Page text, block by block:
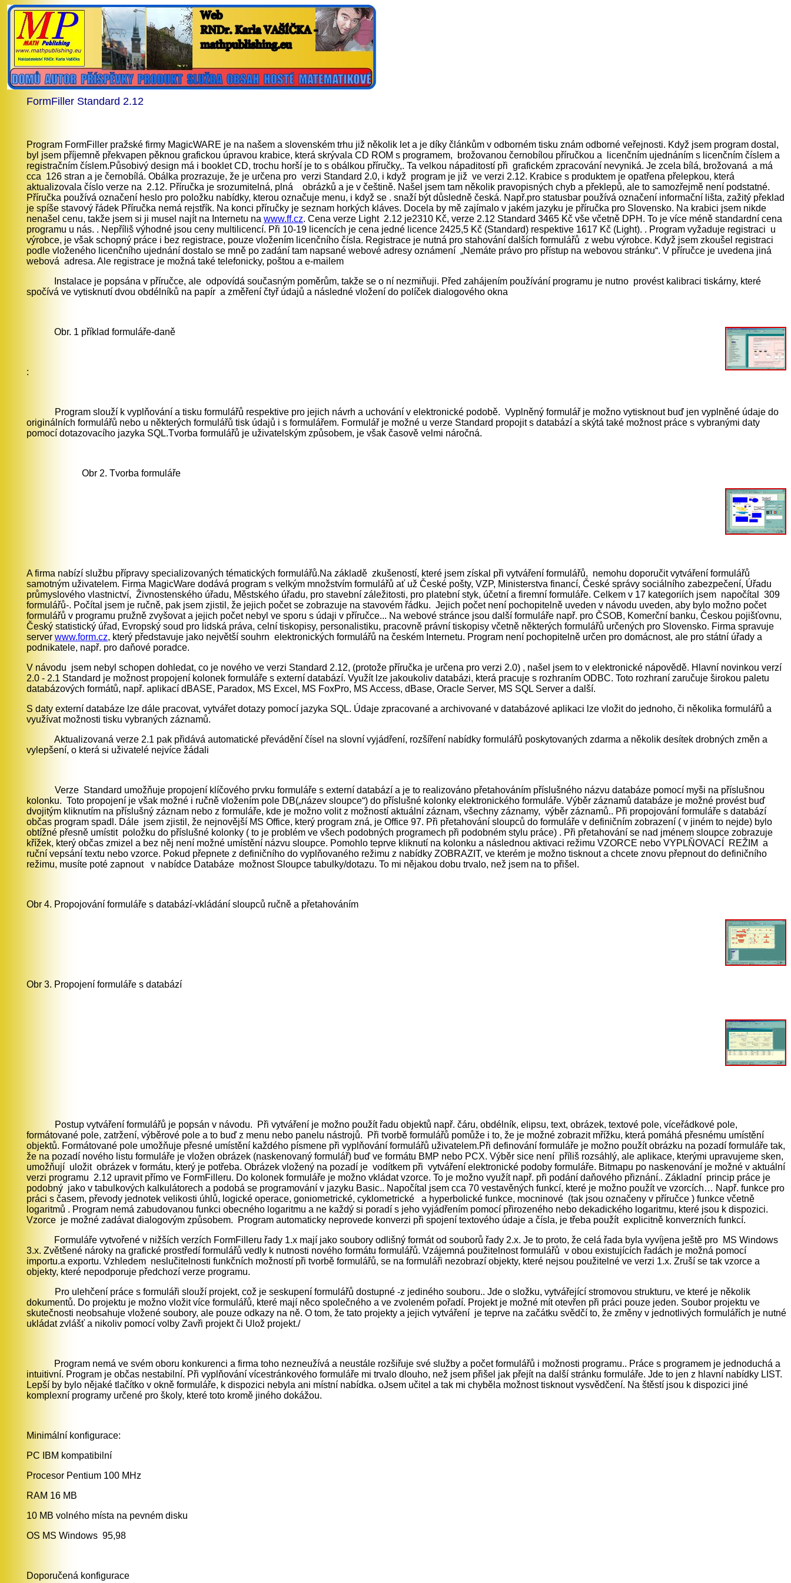
FormFiller Standard 2.12
Program FormFiller pražské firmy MagicWARE je na našem a slovenském trhu již několik let a je díky článkům v odborném tisku znám odborné veřejnosti. Když jsem program dostal,
byl jsem příjemně překvapen pěknou grafickou úpravou krabice, která skrývala CD ROM s programem, brožovanou černobílou příručkou a licenčním ujednáním s licenčním číslem a
registračním číslem.Působivý design má i booklet CD, trochu horší je to s obálkou příručky,. Ta velkou nápaditostí při grafickém zpracování nevyniká. Je zcela bílá, brožovaná a má
cca 126 stran a je černobílá. Obálka prozrazuje, že je určena pro verzi Standard 2.0, i když program je již ve verzi 2.12. Krabice s produktem je opatřena přelepkou, která
aktualizovala číslo verze na 2.12. Příručka je srozumitelná, plná obrázků a je v češtině. Našel jsem tam několik pravopisných chyb a překlepů, ale to samozřejmě není podstatné.
Příručka používá označení heslo pro položku nabídky, kterou označuje menu, i když se . snaží být důsledně česká. Např.pro statusbar používá označení informační lišta, zažitý překlad
je spíše stavový řádek Příručka nemá rejstřík. Na konci příručky je seznam horkých kláves. Docela by mě zajímalo v jakém jazyku je příručka pro Slovensko. Na krabici jsem nikde
nenašel cenu, takže jsem si ji musel najít na Internetu na www.ff.cz. Cena verze Light 2.12 je2310 Kč, verze 2.12 Standard 3465 Kč vše včetně DPH. To je více méně standardní cena
programu u nás. . Nepříliš výhodné jsou ceny multilicencí. Při 10-19 licencích je cena jedné licence 2425,5 Kč (Standard) respektive 1617 Kč (Light). . Program vyžaduje registraci u
výrobce, je však schopný práce i bez registrace, pouze vložením licenčního čísla. Registrace je nutná pro stahování dalších formulářů z webu výrobce. Když jsem zkoušel registraci
podle vloženého licenčního ujednání dostalo se mně po zadání tam napsané webové adresy oznámení „Nemáte právo pro přístup na webovou stránku“. V příručce je uvedena jiná
webová adresa. Ale registrace je možná také telefonicky, poštou a e-mailem
Instalace je popsána v příručce, ale odpovídá současným poměrům, takže se o ní nezmiňuji. Před zahájením používání programu je nutno provést kalibraci tiskárny, které
spočívá ve vytisknutí dvou obdélníků na papír a změření čtyř údajů a následné vložení do políček dialogového okna
Obr. 1 příklad formuláře-daně
:
Program slouží k vyplňování a tisku formulářů respektive pro jejich návrh a uchování v elektronické podobě. Vyplněný formulář je možno vytisknout buď jen vyplněné údaje do
originálních formulářů nebo u některých formulářů tisk údajů i s formulářem. Formulář je možné u verze Standard propojit s databází a skýtá také možnost práce s vybranými daty
pomocí dotazovacího jazyka SQL.Tvorba formulářů je uživatelským způsobem, je však časově velmi náročná.
Obr 2. Tvorba formuláře
A firma nabízí službu přípravy specializovaných tématických formulářů.Na základě zkušeností, které jsem získal při vytváření formulářů, nemohu doporučit vytváření formulářů
samotným uživatelem. Firma MagicWare dodává program s velkým množstvím formulářů ať už České pošty, VZP, Ministerstva financí, České správy sociálního zabezpečení, Úřadu
průmyslového vlastnictví, Živnostenského úřadu, Městského úřadu, pro stavební záležitosti, pro platební styk, účetní a firemní formuláře. Celkem v 17 kategoriích jsem napočítal 309
formulářů-. Počítal jsem je ručně, pak jsem zjistil, že jejich počet se zobrazuje na stavovém řádku. Jejich počet není pochopitelně uveden v návodu uveden, aby bylo možno počet
formulářů v programu pružně zvyšovat a jejich počet nebyl ve sporu s údaji v příručce... Na webové stránce jsou další formuláře např. pro ČSOB, Komerční banku, Českou pojišťovnu,
Český statistický úřad, Evropský soud pro lidská práva, celní tiskopisy, personalistiku, pracovně právní tiskopisy včetně některých formulářů určených pro Slovensko. Firma spravuje
server www.form.cz, který představuje jako největší souhrn elektronických formulářů na českém Internetu. Program není pochopitelně určen pro domácnost, ale pro státní úřady a
podnikatele, např. pro daňové poradce.
V návodu jsem nebyl schopen dohledat, co je nového ve verzi Standard 2.12, (protože příručka je určena pro verzi 2.0) , našel jsem to v elektronické nápovědě. Hlavní novinkou verzí
2.0 - 2.1 Standard je možnost propojení kolonek formuláře s externí databází. Využít lze jakoukoliv databázi, která pracuje s rozhraním ODBC. Toto rozhraní zaručuje širokou paletu
databázových formátů, např. aplikací dBASE, Paradox, MS Excel, MS FoxPro, MS Access, dBase, Oracle Server, MS SQL Server a další.
S daty externí databáze lze dále pracovat, vytvářet dotazy pomocí jazyka SQL. Údaje zpracované a archivované v databázové aplikaci lze vložit do jednoho, či několika formulářů a
využívat možnosti tisku vybraných záznamů.
Aktualizovaná verze 2.1 pak přidává automatické převádění čísel na slovní vyjádření, rozšíření nabídky formulářů poskytovaných zdarma a několik desítek drobných změn a
vylepšení, o která si uživatelé nejvíce žádali
Verze Standard umožňuje propojení klíčového prvku formuláře s externí databází a je to realizováno přetahováním příslušného názvu databáze pomocí myši na příslušnou
kolonku. Toto propojení je však možné i ručně vložením pole DB(„název sloupce“) do příslušné kolonky elektronického formuláře. Výběr záznamů databáze je možné provést buď
dvojitým kliknutím na příslušný záznam nebo z formuláře, kde je možno volit z možností aktuální záznam, všechny záznamy, výběr záznamů.. Při propojování formuláře s databází
občas program spadl. Dále jsem zjistil, že nejnovější MS Office, který program zná, je Office 97. Při přetahování sloupců do formuláře v definičním zobrazení ( v jiném to nejde) bylo
obtížné přesně umístit položku do příslušné kolonky ( to je problém ve všech podobných programech při podobném stylu práce) . Při přetahování se nad jménem sloupce zobrazuje
křížek, který občas zmizel a bez něj není možné umístění názvu sloupce. Pomohlo teprve kliknutí na kolonku a následnou aktivaci režimu VZORCE nebo VYPLŇOVACÍ REŽIM a
ruční vepsání textu nebo vzorce. Pokud přepnete z definičního do vyplňovaného režimu z nabídky ZOBRAZIT, ve kterém je možno tisknout a chcete znovu přepnout do definičního
režimu, musíte poté zapnout v nabídce Databáze možnost Sloupce tabulky/dotazu. To mi nějakou dobu trvalo, než jsem na to přišel.
Obr 4. Propojování formuláře s databází-vkládání sloupců ručně a přetahováním
Obr 3. Propojení formuláře s databází
Postup vytváření formulářů je popsán v návodu. Při vytváření je možno použít řadu objektů např. čáru, obdélník, elipsu, text, obrázek, textové pole, víceřádkové pole,
formátované pole, zatržení, výběrové pole a to buď z menu nebo panelu nástrojů. Při tvorbě formulářů pomůže i to, že je možné zobrazit mřížku, která pomáhá přesnému umístění
objektů. Formátované pole umožňuje přesné umístění každého písmene při vyplňování formulářů uživatelem.Při definování formuláře je možno použít obrázku na pozadí formuláře tak,
že na pozadí nového listu formuláře je vložen obrázek (naskenovaný formulář) buď ve formátu BMP nebo PCX. Výběr sice není příliš rozsáhlý, ale aplikace, kterými upravujeme sken,
umožňují uložit obrázek v formátu, který je potřeba. Obrázek vložený na pozadí je vodítkem při vytváření elektronické podoby formuláře. Bitmapu po naskenování je možné v aktuální
verzi programu 2.12 upravit přímo ve FormFilleru. Do kolonek formuláře je možno vkládat vzorce. To je možno využít např. při podání daňového přiznání.. Základní princip práce je
podobný jako v tabulkových kalkulátorech a podobá se programování v jazyku Basic.. Napočítal jsem cca 70 vestavěných funkcí, které je možno použít ve vzorcích… Např. funkce pro
práci s časem, převody jednotek velikosti úhlů, logické operace, goniometrické, cyklometrické a hyperbolické funkce, mocninové (tak jsou označeny v příručce ) funkce včetně
logaritmů . Program nemá zabudovanou funkci obecného logaritmu a ne každý si poradí s jeho vyjádřením pomocí přirozeného nebo dekadického logaritmu, které jsou k dispozici.
Vzorce je možné zadávat dialogovým způsobem. Program automaticky neprovede konverzi při spojení textového údaje a čísla, je třeba použít explicitně konverzních funkcí.
Formuláře vytvořené v nižších verzích FormFilleru řady 1.x mají jako soubory odlišný formát od souborů řady 2.x. Je to proto, že celá řada byla vyvíjena ještě pro MS Windows
3.x. Zvětšené nároky na grafické prostředí formulářů vedly k nutnosti nového formátu formulářů. Vzájemná použitelnost formulářů v obou existujících řadách je možná pomocí
importu.a exportu. Vzhledem neslučitelnosti funkčních možností při tvorbě formulářů, se na formuláři nezobrazí objekty, které nejsou použitelné ve verzi 1.x. Zruší se tak vzorce a
objekty, které nepodporuje předchozí verze programu.
Pro ulehčení práce s formuláři slouží projekt, což je seskupení formulářů dostupné -z jediného souboru.. Jde o složku, vytvářející stromovou strukturu, ve které je několik
dokumentů. Do projektu je možno vložit více formulářů, které mají něco společného a ve zvoleném pořadí. Projekt je možné mít otevřen při práci pouze jeden. Soubor projektu ve
skutečnosti neobsahuje vložené soubory, ale pouze odkazy na ně. O tom, že tato projekty a jejich vytváření je teprve na začátku svědčí to, že změny v jednotlivých formulářích je nutné
ukládat zvlášť a nikoliv pomocí volby Zavři projekt či Ulož projekt./
Program nemá ve svém oboru konkurenci a firma toho nezneužívá a neustále rozšiřuje své služby a počet formulářů i možnosti programu.. Práce s programem je jednoduchá a
intuitivní. Program je občas nestabilní. Při vyplňování vícestránkového formuláře mi trvalo dlouho, než jsem přišel jak přejít na další stránku formuláře. Jde to jen z hlavní nabídky LIST.
Lepší by bylo nějaké tlačítko v okně formuláře, k dispozici nebyla ani místní nabídka. oJsem učitel a tak mi chyběla možnost tisknout vysvědčení. Na štěstí jsou k dispozici jiné
komplexní programy určené pro školy, které toto kromě jiného dokážou.
Minimální konfigurace:
PC IBM kompatibilní
Procesor Pentium 100 MHz
RAM 16 MB
10 MB volného místa na pevném disku
OS MS Windows 95,98
Doporučená konfigurace